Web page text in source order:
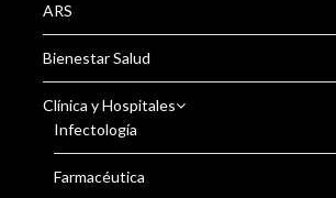
ARS
Bienestar Salud
Clínica y Hospitales
Infectología
Farmacéutica